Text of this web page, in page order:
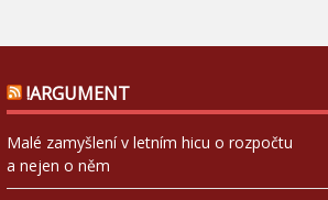
!ARGUMENT
Malé zamyšlení v letním hicu o rozpočtu
a nejen o něm